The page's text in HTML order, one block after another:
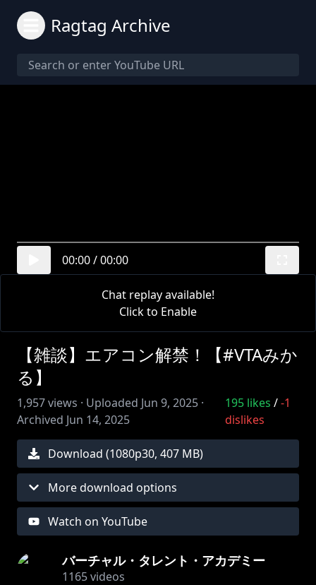
Ragtag Archive
00:00/00:00
Chat replay available!
Click to Enable
【雑談】エアコン解禁！【#VTAみか
る】
1,957views · Uploaded Jun 9, 2025 ·
Archived Jun 14, 2025
195likes /-1
dislikes
Download (1080p30, 407 MB)
More download options
Watch on YouTube
バーチャル・タレント・アカデミー
1165videos